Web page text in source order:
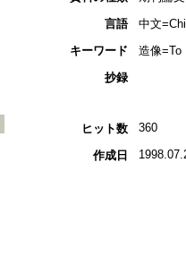
言語
中文
キーワード
造像=To
抄録
ヒット数 360
作成日